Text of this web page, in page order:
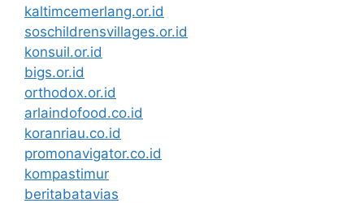
kaltimcemerlang.or.id
soschildrensvillages.or.id
konsuil.or.id
bigs.or.id
orthodox.or.id
arlaindofood.co.id
koranriau.co.id
promonavigator.co.id
kompastimur
beritabatavias